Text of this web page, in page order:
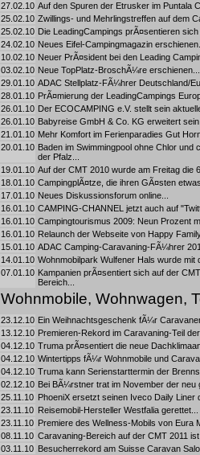
27.02.10 Auf den Spuren der Etrusker im Puntala
25.02.10 Zwillings- und Mehrlingstreffen auf dem
25.02.10 Die LeadingCampings prÃ¤sentieren
24.02.10 Neues Eifel-Campingmagazin erschienen...
10.02.10 Neuer PrÃ¤sident bei den Leading
03.02.10 Neue TopPlatz-BroschÃ¼re erschienen...
29.01.10 ADAC Stellplatz-FÃ¼hrer Deutschland/
28.01.10 PrÃ¤mierung der LeadingCampings
26.01.10 Der ECOCAMPING e.V. stellt sein
26.01.10 Babyreise GmbH & Co. KG erweitert
21.01.10 Mehr Komfort im Ferienparadies Gut
20.01.10 Baden im Swimmingpool ohne Chlor
der Pfalz...
19.01.10 Auf der CMT 2010 wurde am Freitag die
18.01.10 CampingplÃ¤tze, die ihren GÃ¤sten
17.01.10 Neues Diskussionsforum online...
16.01.10 CAMPING-CHANNEL jetzt auch auf
16.01.10 Campingtourismus 2009: Neun Prozent
16.01.10 Relaunch der Webseite von Happy Family
15.01.10 ADAC Camping-Caravaning-FÃ¼hrer
14.01.10 Wohnmobilpark Wulfener Hals wurde mit
07.01.10 Kampanien prÃ¤sentiert sich auf der
Bereich...
Wohnmobile, Wohnwagen,
23.12.10 Ein Weihnachtsgeschenk fÃ¼r
13.12.10 Premieren-Rekord im Caravaning-Teil der
04.12.10 Truma prÃ¤sentiert die neue
04.12.10 Wintertipps fÃ¼r Wohnmobile und
04.12.10 Truma kann Serienstarttermin der
02.12.10 Bei BÃ¼rstner trat im November der neu
25.11.10 PhoeniX ersetzt seinen Iveco Daily Liner
23.11.10 Reisemobil-Hersteller Westfalia gerettet...
23.11.10 Premiere des Wellness-Mobils von Eura
08.11.10 Caravaning-Bereich auf der CMT 2011 ist
03.11.10 Besucherrekord am Suisse Caravan